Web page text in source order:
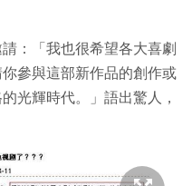
：「我也很希望各大喜劇
參與這部新作品的創作或
光輝時代。」語出驚人，